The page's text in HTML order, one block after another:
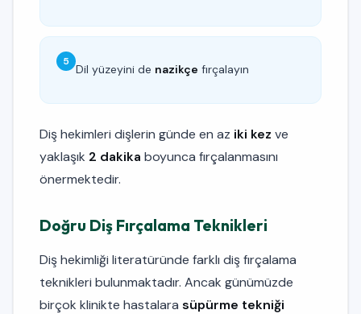
5
Dil yüzeyini de nazikçe fırçalayın
Diş hekimleri dişlerin günde en az iki kez ve
yaklaşık 2 dakika boyunca fırçalanmasını
önermektedir.
Doğru Diş Fırçalama Teknikleri
Diş hekimliği literatüründe farklı diş fırçalama
teknikleri bulunmaktadır. Ancak günümüzde
birçok klinikte hastalara süpürme tekniği